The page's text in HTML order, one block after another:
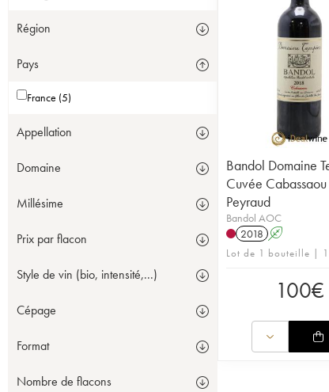
Région
Pays
France (5)
Appellation
Domaine
Millésime
Prix par flacon
Style de vin (bio, intensité,...)
Cépage
Format
Nombre de flacons
Bandol Domaine
Cuvée
Peyraud
Bandol AOC
2018 A
Lot de 1 bouteille |
100€